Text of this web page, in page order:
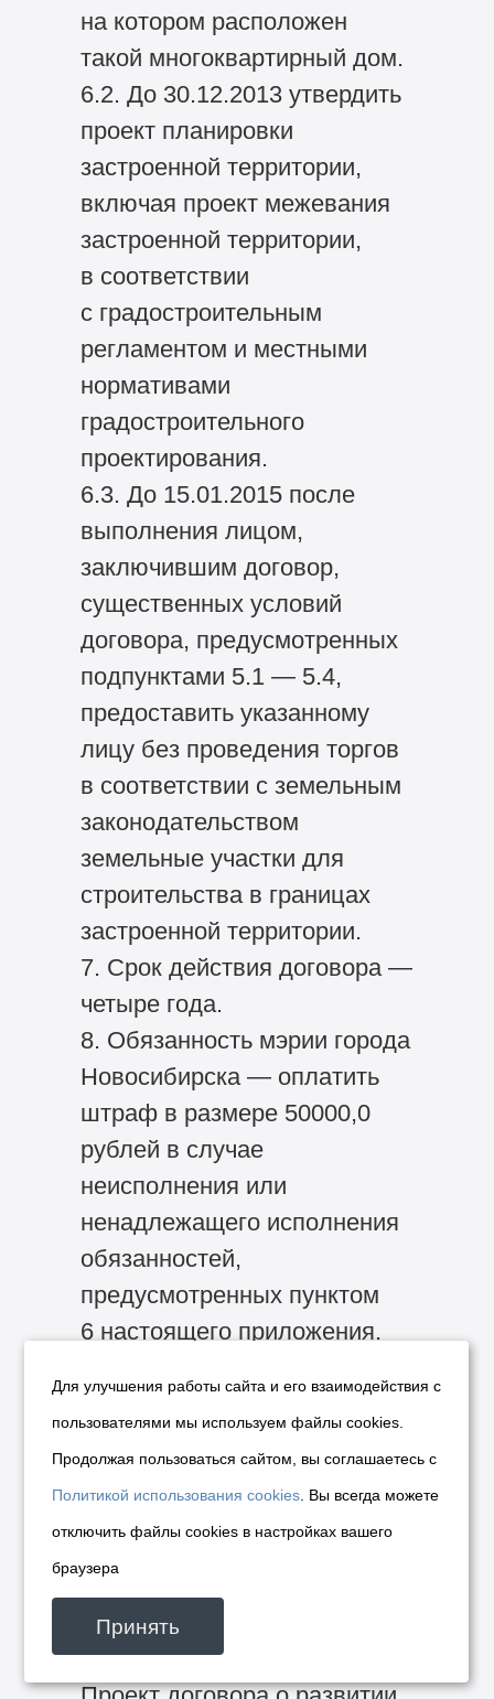
на котором расположен
такой многоквартирный дом.
6.2. До 30.12.2013 утвердить
проект планировки
застроенной территории,
включая проект межевания
застроенной территории,
в соответствии
с градостроительным
регламентом и местными
нормативами
градостроительного
проектирования.
6.3. До 15.01.2015 после
выполнения лицом,
заключившим договор,
существенных условий
договора, предусмотренных
подпунктами 5.1 — 5.4,
предоставить указанному
лицу без проведения торгов
в соответствии с земельным
законодательством
земельные участки для
строительства в границах
застроенной территории.
7. Срок действия договора —
четыре года.
8. Обязанность мэрии города
Новосибирска — оплатить
штраф в размере 50000,0
рублей в случае
неисполнения или
ненадлежащего исполнения
обязанностей,
предусмотренных пунктом
6 настоящего приложения.
заключившего договор, —
оплатить штраф в размере
50000,0 рублей в случае
ненадлежащего исполнения
обязанностей,
предусмотренных пунктом
5 настоящего приложения.
Для улучшения работы сайта и его взаимодействия с
пользователями мы используем файлы cookies.
Продолжая пользоваться сайтом, вы соглашаетесь с
Политикой использования cookies . Вы всегда можете
отключить файлы cookies в настройках вашего
браузера
Принять